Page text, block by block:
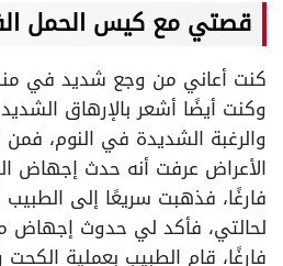
قصتي مع كيس الحمل
كنت أعاني من وجع شديد في
وكنت أيضًا أشعر بالإرهاق
والرغبة الشديدة في النوم،
الأعراض عرفت أنه حدث إجهاض
فارغًا، فذهبت سريعًا إلى الطبيب
لحالتي، فأكد لي حدوث إجهاض
فارغًا، قام الطبيب بعملية الكحت